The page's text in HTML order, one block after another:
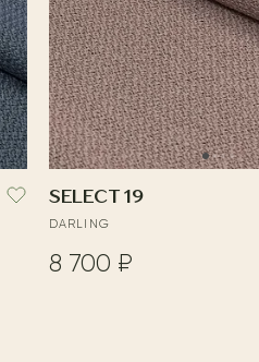
SELECT 19
DARLING
8 700 ₽